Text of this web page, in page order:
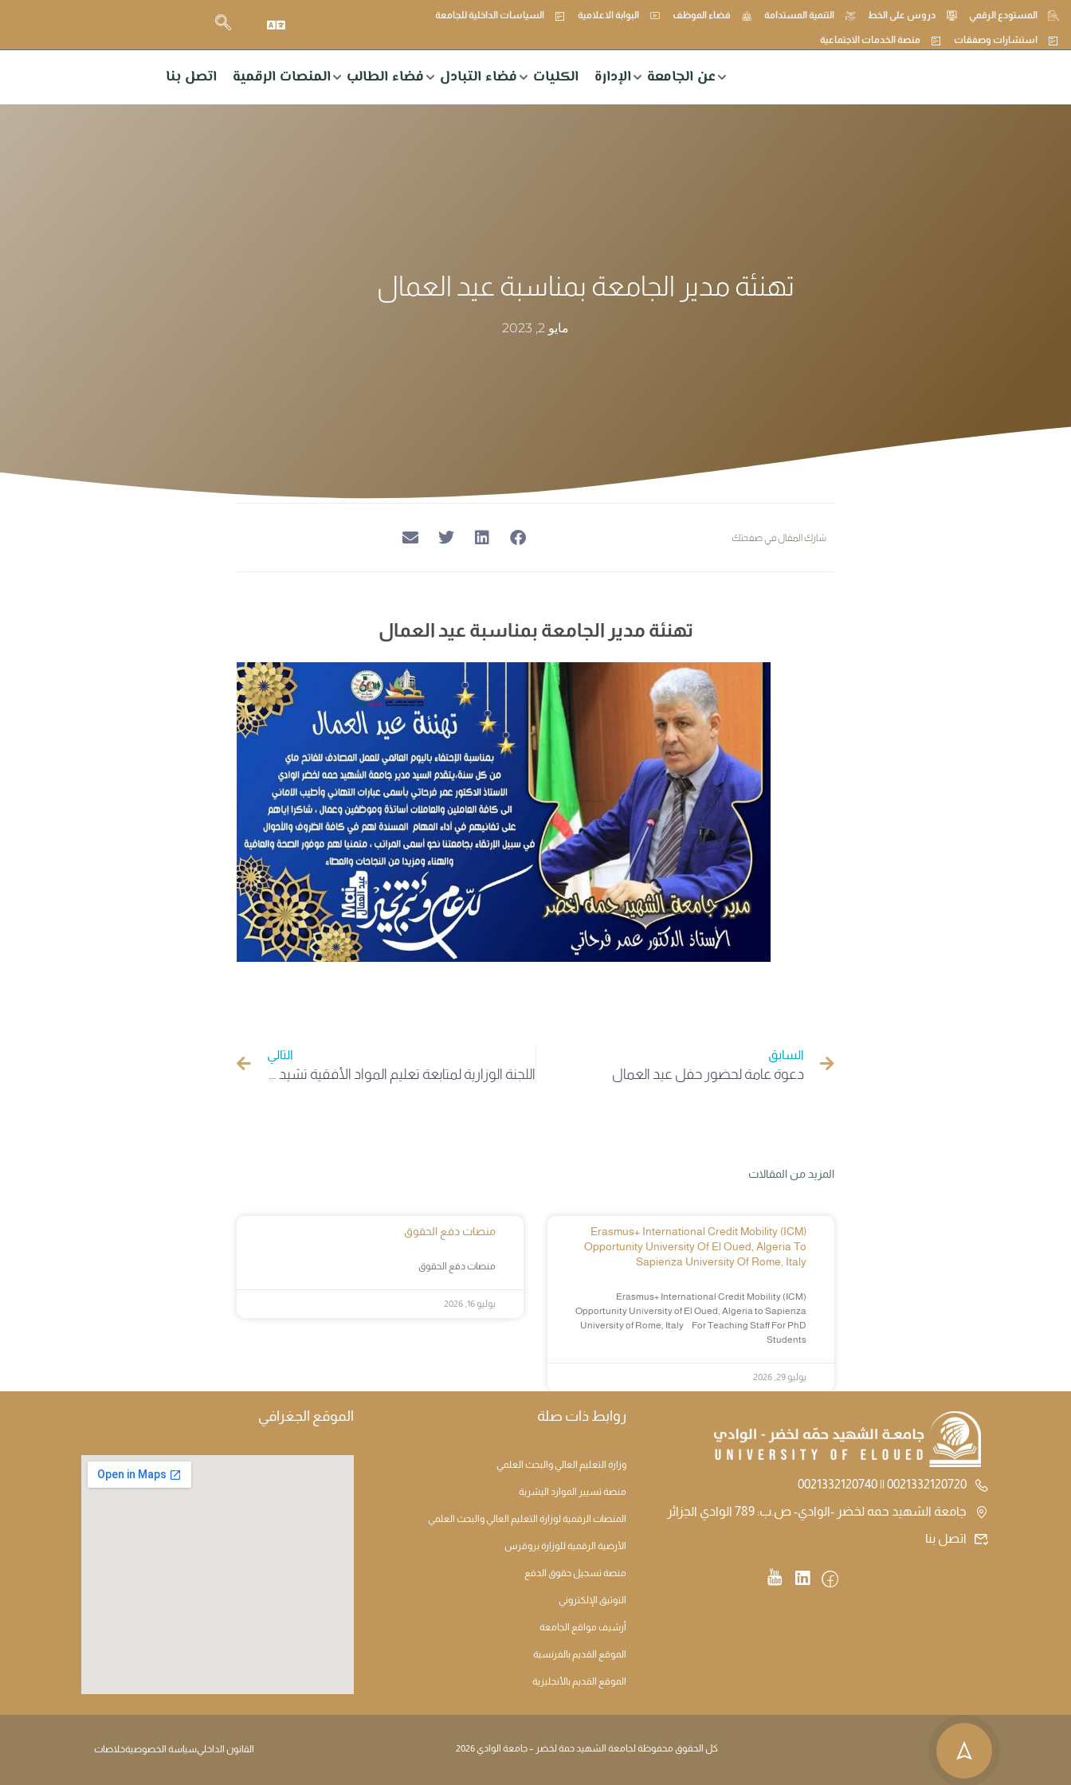
المستودع الرقمي دروس على الخط التنمية المستدامة فضاء الموظف البوابة الاعلامية السياسات الداخلية للجامعة
استشارات وصفقات منصة الخدمات الاجتماعية
عن الجامعة الإدارة الكليات فضاء التبادل فضاء الطالب المنصات الرقمية اتصل بنا
تهنئة مدير الجامعة بمناسبة عيد العمال
مايو 2, 2023
شارك المقال في صفحتك
تهنئة مدير الجامعة بمناسبة عيد العمال
السابق
دعوة عامة لحضور حفل عيد العمال
التالي
اللجنة الوزارية لمتابعة تعليم المواد الأفقية تشيد بتميز جامعة الوادي
المزيد من المقالات
Erasmus+ International Credit Mobility (ICM)
Opportunity University Of El Oued, Algeria To
Sapienza University Of Rome, Italy
Erasmus+ International Credit Mobility (ICM)
Opportunity University of El Oued, Algeria to Sapienza
University of Rome, Italy For Teaching Staff For PhD
Students
يوليو 29, 2026
منصات دفع الحقوق
منصات دفع الحقوق
يوليو 16, 2026
0021332120720 || 0021332120740
جامعة الشهيد حمه لخضر -الوادي- ص.ب: 789 الوادي الجزائر
اتصل بنا
روابط ذات صلة
وزارة التعليم العالي والبحث العلمي
منصة تسيير الموارد اليشرية
المنصات الرقمية لوزارة التعليم العالي والبحث العلمي
الأرضية الرقمية للوزارة بروقرس
منصة تسجيل حقوق الدفع
التوثيق الإلكتروني
أرشيف مواقع الجامعة
الموقع القديم بالفرنسية
الموقع القديم بالأنجليزية
الموقع الجغرافي
كل الحقوق محفوظة لجامعة الشهيد حمة لخضر – جامعة الوادي 2026 القانون الداخليسياسة الخصوصيةخلاصات